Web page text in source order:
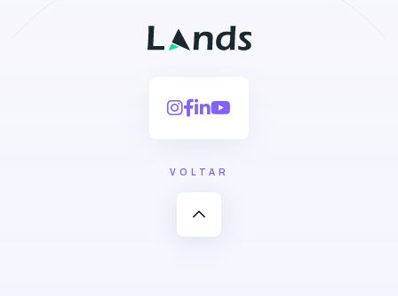
VOLTAR
expand_less